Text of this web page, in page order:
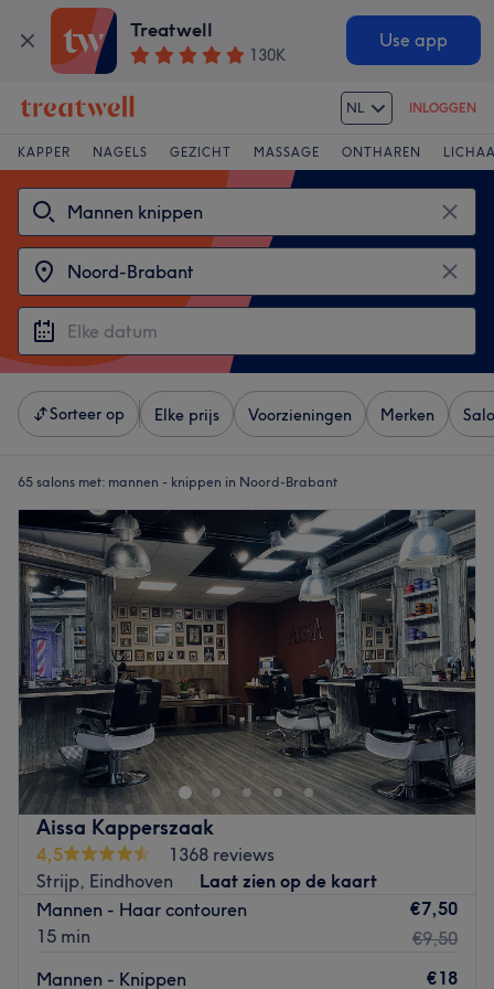
Treatwell
130K
Use app
NL INLOGGEN
KAPPER NAGELS GEZICHT MASSAGE ONTHAREN
Sorteer op Elke prijs Voorzieningen Merken
65 salons met: mannen - knippen in Noord-Brabant
Aissa Kapperszaak
4,5
1368 reviews
Strijp, Eindhoven
Laat zien op de kaart
Mannen - Haar contouren
15 min
€7,50
€9,50
Mannen - Knippen
€18